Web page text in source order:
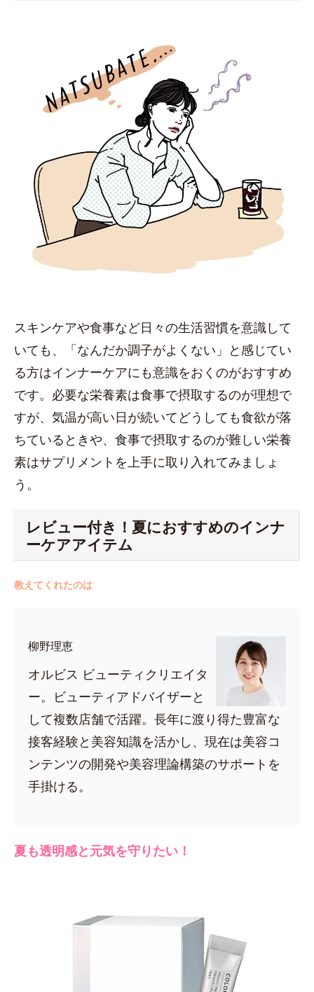
スキンケアや食事など日々の生活習慣を意識して
いても、「なんだか調子がよくない」と感じてい
る方はインナーケアにも意識をおくのがおすすめ
です。必要な栄養素は食事で摂取するのが理想で
すが、気温が高い日が続いてどうしても食欲が落
ちているときや、食事で摂取するのが難しい栄養
素はサプリメントを上手に取り入れてみましょ
う。
レビュー付き！夏におすすめのインナ
ーケアアイテム
教えてくれたのは
柳野理恵
オルビス ビューティクリエイタ
ー。ビューティアドバイザーと
して複数店舗で活躍。長年に渡り得た豊富な
接客経験と美容知識を活かし、現在は美容コ
ンテンツの開発や美容理論構築のサポートを
手掛ける。
夏も透明感と元気を守りたい！